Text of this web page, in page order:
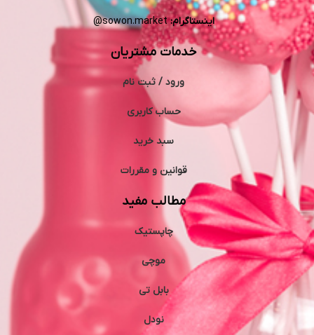
اینستاگرام:sowon.market@
خدمات مشتریان
ورود / ثبت نام
حساب کاربری
سبد خرید
قوانین و مقررات
مطالب مفید
چاپستیک
موچی
بابل تی
نودل